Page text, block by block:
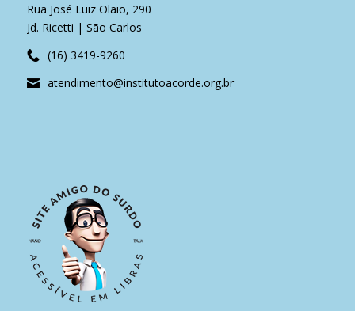
Rua José Luiz Olaio, 290
Jd. Ricetti | São Carlos
(16) 3419-9260
atendimento@institutoacorde.org.br